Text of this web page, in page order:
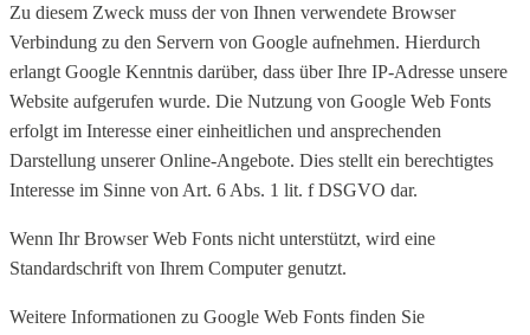
Zu diesem Zweck muss der von Ihnen verwendete Browser
Verbindung zu den Servern von Google aufnehmen. Hierdurch
erlangt Google Kenntnis darüber, dass über Ihre IP-Adresse unsere
Website aufgerufen wurde. Die Nutzung von Google Web Fonts
erfolgt im Interesse einer einheitlichen und ansprechenden
Darstellung unserer Online-Angebote. Dies stellt ein berechtigtes
Interesse im Sinne von Art. 6 Abs. 1 lit. f DSGVO dar.
Wenn Ihr Browser Web Fonts nicht unterstützt, wird eine
Standardschrift von Ihrem Computer genutzt.
Weitere Informationen zu Google Web Fonts finden Sie